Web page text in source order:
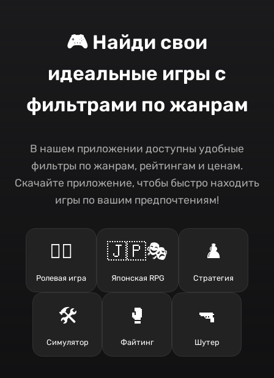
🎮 Найди свои
идеальные игры с
фильтрами по жанрам
В нашем приложении доступны удобные
фильтры по жанрам, рейтингам и ценам.
Скачайте приложение, чтобы быстро находить
игры по вашим предпочтениям!
🧙‍♂️
Ролевая игра
🇯🇵🎭
Японская RPG
♟️
Стратегия
🛠️
Симулятор
🥊
Файтинг
🔫
Шутер